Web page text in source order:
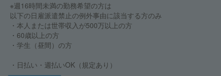
※週16時間未満の勤務希望の方は
以下の日雇派遣禁止の例外事由に該当する方のみ
・本人または世帯収入が500万以上の方
・60歳以上の方
・学生（昼間）の方
・日払い・週払いOK（規定あり）